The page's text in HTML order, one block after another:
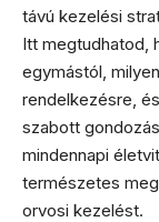
távú kezelési
Itt megtudhatod,
egymástól,
rendelkezésre,
szabott
mindennapi
természetes
orvosi kezelést.